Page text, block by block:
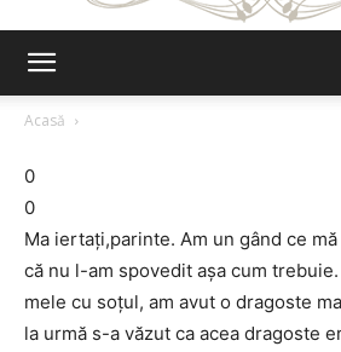
Acasă
0
0
Ma iertaţi,parinte. Am un gând ce
că nu l-am spovedit aşa cum
mele cu soţul, am avut o dragoste
la urmă s-a văzut ca acea dragoste